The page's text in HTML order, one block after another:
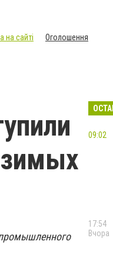
на сайті
Оголошення
09:02
17:54
Вчора